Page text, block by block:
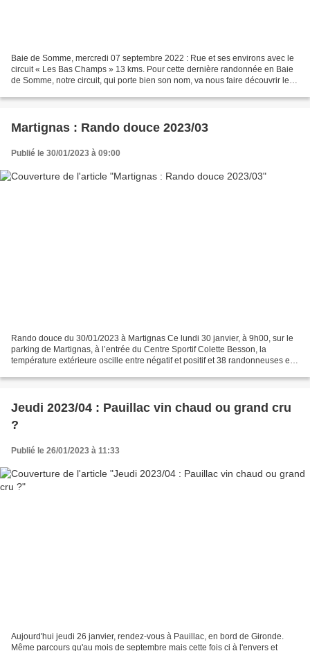
Baie de Somme, mercredi 07 septembre 2022 : Rue et ses environs avec le
circuit « Les Bas Champs » 13 kms. Pour cette dernière randonnée en Baie
de Somme, notre circuit, qui porte bien son nom, va nous faire découvrir les
Martignas : Rando douce 2023/03
Publié le 30/01/2023 à 09:00
Rando douce du 30/01/2023 à Martignas Ce lundi 30 janvier, à 9h00, sur le
parking de Martignas, à l’entrée du Centre Sportif Colette Besson, la
température extérieure oscille entre négatif et positif et 38 randonneuses et
Jeudi 2023/04 : Pauillac vin chaud ou grand cru
?
Publié le 26/01/2023 à 11:33
Aujourd'hui jeudi 26 janvier, rendez-vous à Pauillac, en bord de Gironde.
Même parcours qu'au mois de septembre mais cette fois ci à l'envers et